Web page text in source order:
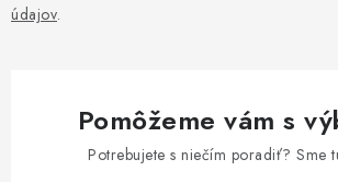
Obchodné podmienky
údajov.
Pomôžeme vám s
Potrebujete s niečím poradiť? Sme